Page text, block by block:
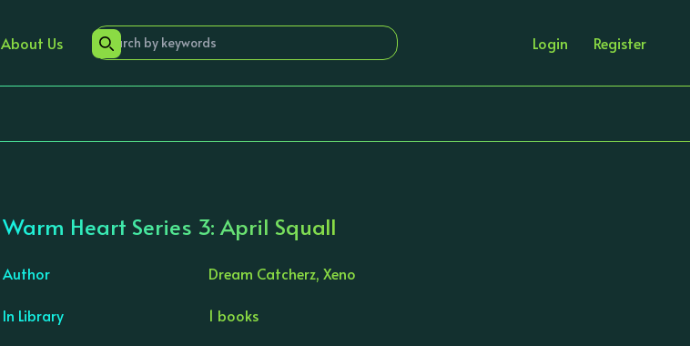
About Us Login Register
Warm Heart Series 3: April Squall
Author Dream Catcherz, Xeno
In Library 1 books